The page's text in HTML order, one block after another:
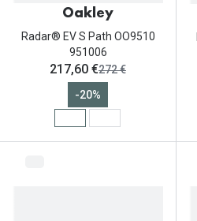
Oakley
Radar® EV S Path OO9510
951006
ahora:
217,60 €antes:
272 €
-20%